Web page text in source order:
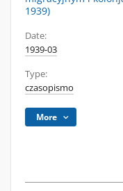
1939)
Date:
1939-03
Type:
czasopismo
More